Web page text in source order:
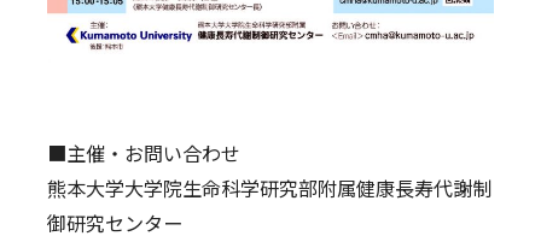
■主催・お問い合わせ
熊本大学大学院生命科学研究部附属健康長寿代謝制
御研究センター